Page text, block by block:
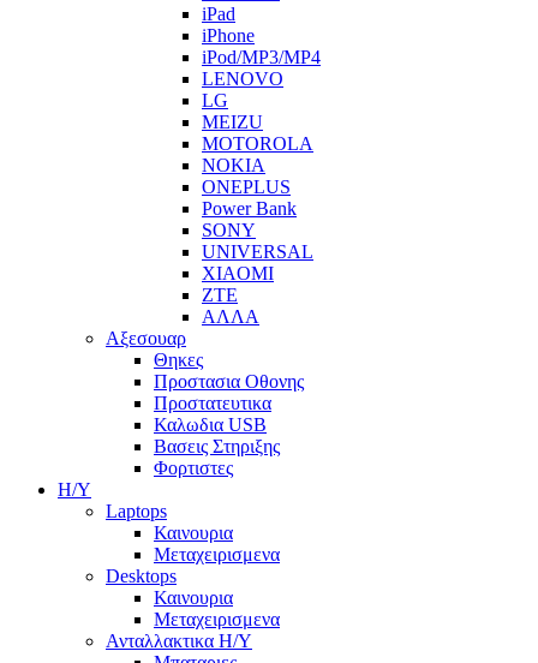
iPad
iPhone
iPod/MP3/MP4
LENOVO
LG
MEIZU
MOTOROLA
NOKIA
ONEPLUS
Power Bank
SONY
UNIVERSAL
XIAOMI
ZTE
ΑΛΛΑ
Αξεσουαρ
Θηκες
Προστασια Οθονης
Προστατευτικα
Καλωδια USB
Βασεις Στηριξης
Φορτιστες
Η/Υ
Laptops
Καινουρια
Μεταχειρισμενα
Desktops
Καινουρια
Μεταχειρισμενα
Ανταλλακτικα H/Y